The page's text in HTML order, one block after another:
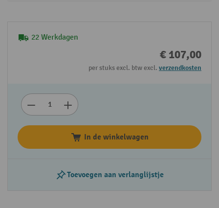
22 Werkdagen
€ 107,00
per stuks excl. btw excl. verzendkosten
In de winkelwagen
Toevoegen aan verlanglijstje